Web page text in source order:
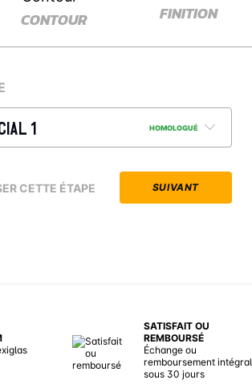
CONTOUR FINITION
1 HOMOLOGUÉ
CETTE ÉTAPE SUIVANT
SATISFAIT OU
REMBOURSÉ
Échange ou
remboursement intégral
sous 30 jours